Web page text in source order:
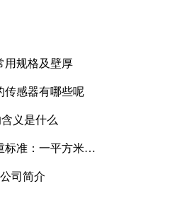
用规格及壁厚
传感器有哪些呢
义是什么
标准：一平方米能
司简介